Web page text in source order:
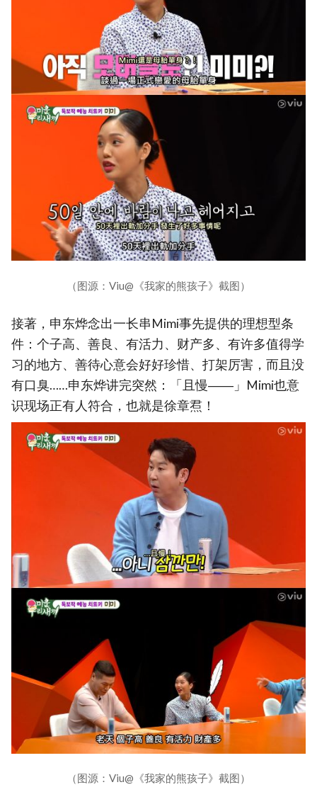
（图源：Viu@《我家的熊孩子》截图）
接著，申东烨念出一长串Mimi事先提供的理想型条
件：个子高、善良、有活力、财产多、有许多值得学
习的地方、善待心意会好好珍惜、打架厉害，而且没
有口臭……申东烨讲完突然：「且慢――」Mimi也意
识现场正有人符合，也就是徐章焄！
（图源：Viu@《我家的熊孩子》截图）